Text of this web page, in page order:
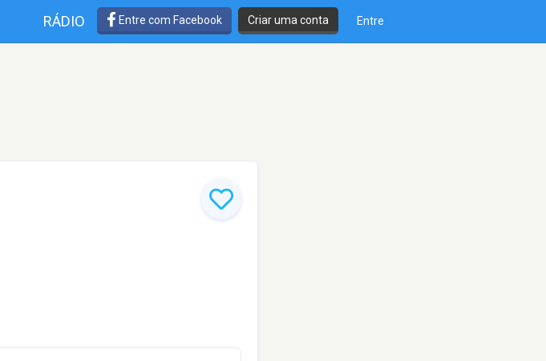
RÁDIO Entre com Facebook Criar uma conta Entre